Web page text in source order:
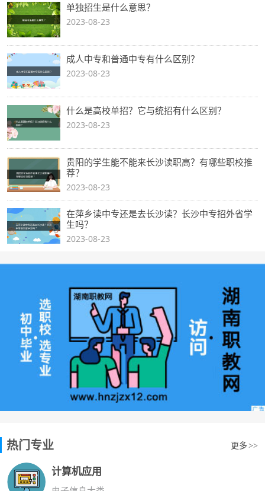
单独招生是什么意思？
2023-08-23
成人中专和普通中专有什么区别？
2023-08-23
什么是高校单招？它与统招有什么区别？
2023-08-23
贵阳的学生能不能来长沙读职高？有哪些职校推
荐？
2023-08-23
在萍乡读中专还是去长沙读？长沙中专招外省学
生吗？
2023-08-23
热门专业 更多 >>
计算机应用